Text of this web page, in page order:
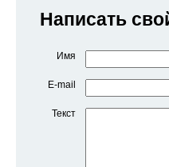
Написать
Имя
E-mail
Текст